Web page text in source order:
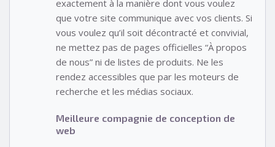
exactement à la manière dont vous voulez
que votre site communique avec vos clients. Si
vous voulez qu’il soit décontracté et convivial,
ne mettez pas de pages officielles “À propos
de nous” ni de listes de produits. Ne les
rendez accessibles que par les moteurs de
recherche et les médias sociaux.
Meilleure compagnie de conception de
web